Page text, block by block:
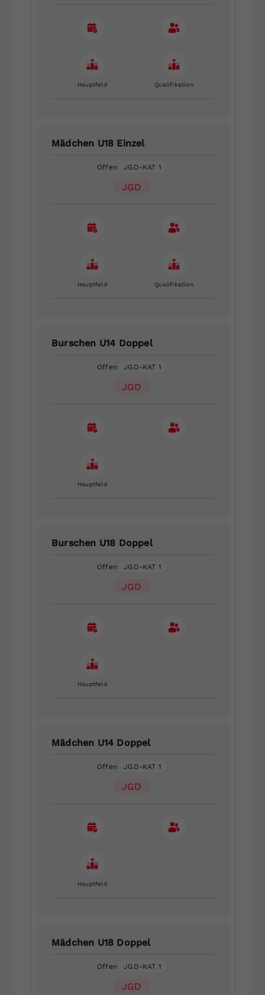
Hauptfeld Qualifikation
Mädchen U18 Einzel
Offen JGD-KAT 1
JGD
Hauptfeld Qualifikation
Burschen U14 Doppel
Offen JGD-KAT 1
JGD
Hauptfeld
Burschen U18 Doppel
Offen JGD-KAT 1
JGD
Hauptfeld
Mädchen U14 Doppel
Offen JGD-KAT 1
JGD
Hauptfeld
Mädchen U18 Doppel
Offen JGD-KAT 1
JGD